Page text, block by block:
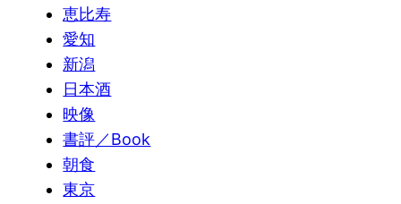
恵比寿
愛知
新潟
日本酒
映像
書評／Book
朝食
東京